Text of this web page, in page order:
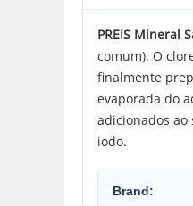
PREIS Mineral
comum). O
finalmente
evaporada do
adicionados ao
iodo.
Brand: